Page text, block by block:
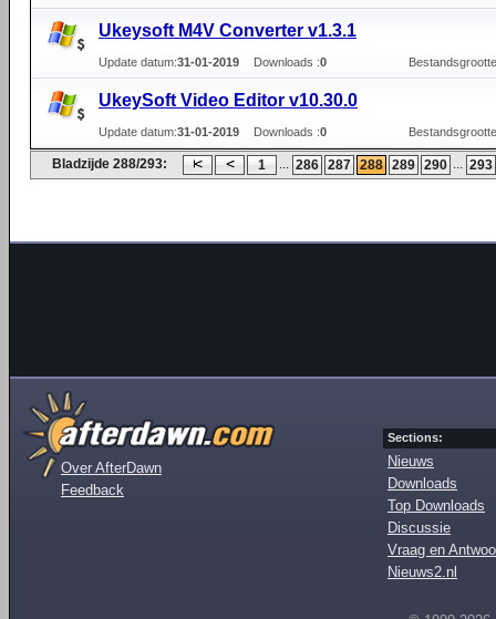
Ukeysoft M4V Converter v1.3.1
Update datum:31-01-2019 Downloads :0
UkeySoft Video Editor v10.30.0
Update datum:31-01-2019 Downloads :0
Bladzijde 288/293: 1 ... 286 287 288 289 290 ... 293
Over AfterDawn
Feedback
Sections:
Nieuws
Downloads
Top Downloads
Discussie
Vraag en
Nieuws2.nl